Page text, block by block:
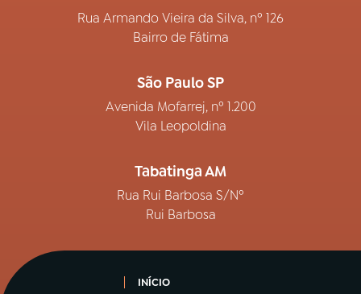
Rua Armando Vieira da Silva, nº 126
Bairro de Fátima
São Paulo SP
Avenida Mofarrej, nº 1.200
Vila Leopoldina
Tabatinga AM
Rua Rui Barbosa S/Nº
Rui Barbosa
INÍCIO